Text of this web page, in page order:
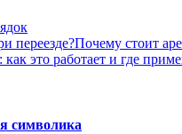
Почему стоит
символика